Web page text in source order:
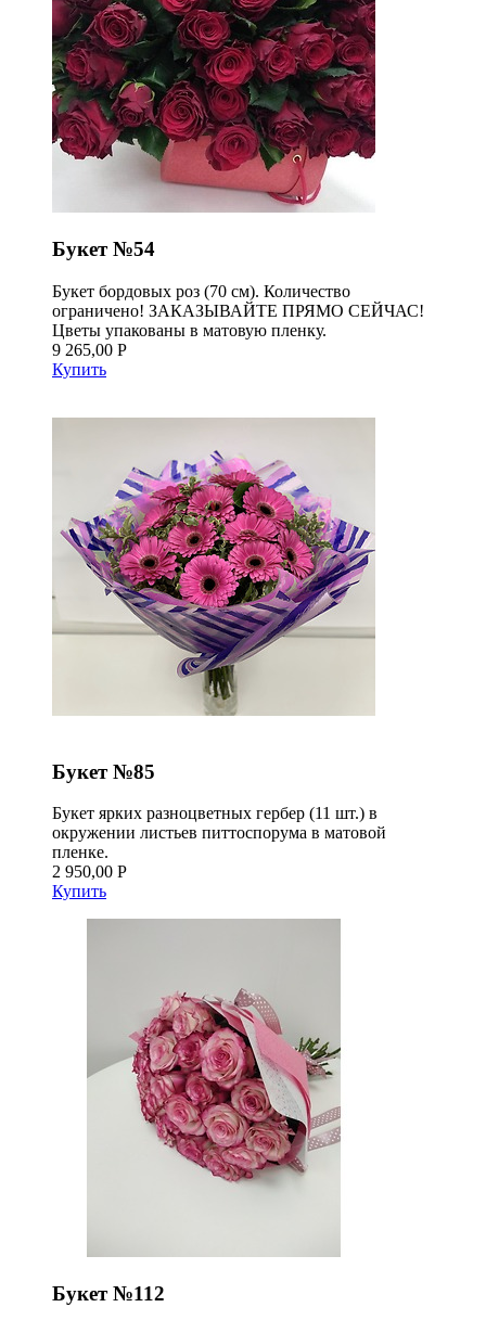
Букет №54
Букет бордовых роз (70 см). Количество
ограничено! ЗАКАЗЫВАЙТЕ ПРЯМО СЕЙЧАС!
Цветы упакованы в матовую пленку.
9 265,00 Р
Купить
Букет №85
Букет ярких разноцветных гербер (11 шт.) в
окружении листьев питтоспорума в матовой
пленке.
2 950,00 Р
Купить
Букет №112